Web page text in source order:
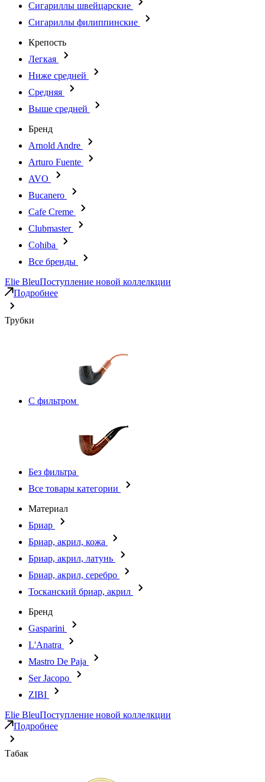
Сигариллы швейцарские
Сигариллы филиппинские
Крепость
Легкая
Ниже средней
Средняя
Выше средней
Бренд
Arnold Andre
Arturo Fuente
AVO
Bucanero
Cafe Creme
Clubmaster
Cohiba
Все бренды
Elie BleuПоступление новой коллелкции
Подробнее
Трубки
С фильтром
Без фильтра
Все товары категории
Материал
Бриар
Бриар, акрил, кожа
Бриар, акрил, латунь
Бриар, акрил, серебро
Тосканский бриар, акрил
Бренд
Gasparini
L'Anatra
Mastro De Paja
Ser Jacopo
ZIBI
Elie BleuПоступление новой коллелкции
Подробнее
Табак